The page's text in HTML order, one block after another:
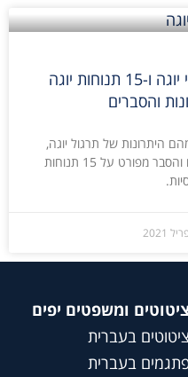
יוגה – מדריך מקיף על סוגי יוגה ו-15 תנוחות יוגה
והסברים
היתרונות של תרגול יוגה,
מהם סוגי היוגה וסגנונות היוגה וגם והסבר מפורט על 15 תנוחות
ומשפטים יפים
ציטוטים בעברית
בעברית